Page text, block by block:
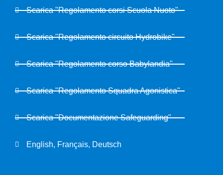
Scarica "Regolamento corsi Scuola Nuoto"
Scarica "Regolamento circuito Hydrobike"
Scarica "Regolamento corso Babylandia"
Scarica "Regolamento Squadra Agonistica"
Scarica "Documentazione Safeguarding"
English, Français, Deutsch